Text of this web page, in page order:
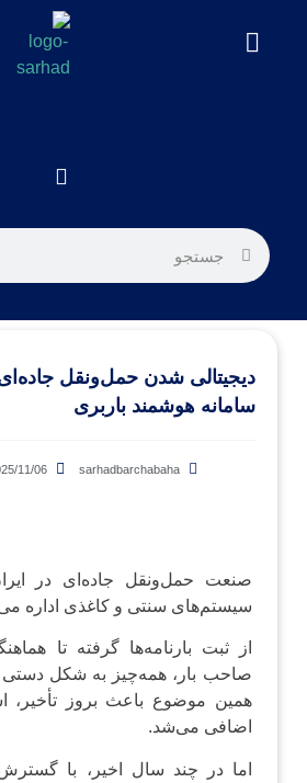
دیجیتالی شدن حمل‌ونقل
سامانه هوشمند باربری
sarhadbarchabaha
11/06
صنعت حمل‌ونقل جاده‌ای در
سیستم‌های سنتی و کاغذی اداره
از ثبت بارنامه‌ها گرفته تا
صاحب بار، همه‌چیز به شکل
همین موضوع باعث بروز تأخیر،
اضافی می‌شد.
اما در چند سال اخیر، با